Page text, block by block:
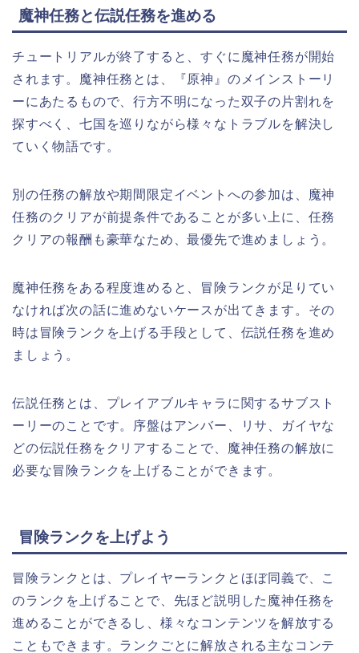
魔神任務と伝説任務を進める
チュートリアルが終了すると、すぐに 魔神任務が開始
されます。魔神任務とは、
『原神』のメインストーリ
ーにあたるもので、行方不明になった双子の片割れを
探すべく、七国を巡りながら様々なトラブルを解決し
ていく物語です。
別の任務の解放や期間限定イベントへの参加は、魔神
任務のクリアが前提条件であることが多い上に、任務
クリアの報酬も豪華なため、最優先で進めましょう。
魔神任務をある程度進めると、冒険ランクが足りてい
なければ次の話に進めないケースが出てきます。その
時は冒険ランクを上げる手段として、 伝説任務 を進め
ましょう。
伝説任務とは、 プレイアブルキャラに関するサブスト
ーリーのことです。序盤はアンバー、リサ、ガイヤな
どの伝説任務をクリアすることで、魔神任務の解放に
必要な冒険ランクを上げることができます。
冒険ランクを上げよう
冒険ランクとは、プレイヤーランクとほぼ同義で、こ
のランクを上げることで、先ほど説明した魔神任務を
進めることができるし、様々なコンテンツを解放する
こともできます。ランクごとに解放される主なコンテ